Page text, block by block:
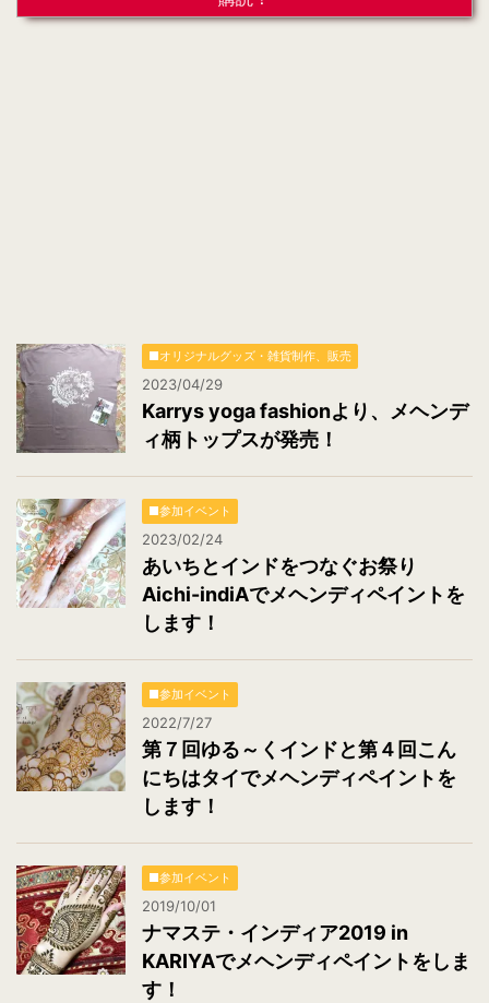
ド
■オリジナルグッズ・雑貨制作、販売
2023/04/29
Karrys yoga fashionより、メヘンデ
ィ柄トップスが発売！
■参加イベント
2023/02/24
あいちとインドをつなぐお祭り
Aichi-indiAでメヘンディペイントを
します！
■参加イベント
2022/7/27
第７回ゆる～くインドと第４回こん
にちはタイでメヘンディペイントを
します！
■参加イベント
2019/10/01
ナマステ・インディア2019 in
KARIYAでメヘンディペイントをしま
す！